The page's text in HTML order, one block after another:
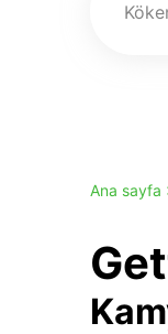
Ana sayfa